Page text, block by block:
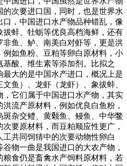
次要进口国，同时，也是世界水
，中国进口水产物品种错乱，像
拔蚌、牡蛎等优良高档海鲜，还有
非鱼、鲈、南美白对虾等，更是洪
如鱼粉、豆粕等卵白原材料，小
酸、维生素等添加剂。比拟之
大的是中国水产进口，概况上是
鱼）、龙虾（龙虾）、象拔蚌、
它们属于中国进口水产物，其实
流产原材料，例如优良白鱼粉，
杂交鳢、黄颡鱼、鳗鱼、中华鳖
要原材料，而豆粕顺应性更广，
共同饲猜中的次要动物性卵白
物一曲是我国进口的大农产物，
食仍是畜禽水产饲料原材料，若